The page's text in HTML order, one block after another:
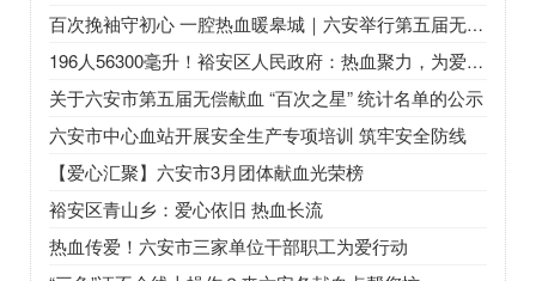
百次挽袖守初心 一腔热血暖皋城｜六安举行第五届无偿献血“百次之星”座谈会
196人56300毫升！裕安区人民政府：热血聚力，为爱“挽袖”
关于六安市第五届无偿献血 “百次之星” 统计名单的公示
六安市中心血站开展安全生产专项培训 筑牢安全防线
【爱心汇聚】六安市3月团体献血光荣榜
裕安区青山乡：爱心依旧 热血长流
热血传爱！六安市三家单位干部职工为爱行动